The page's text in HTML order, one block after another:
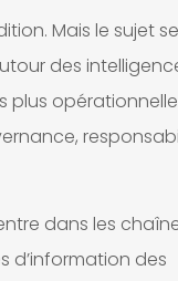
Mais le sujet
des
plus
dans les
d’information des